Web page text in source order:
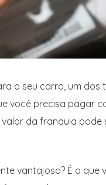
o seu carro, um
você precisa pagar
valor da franquia
vantajoso? É o